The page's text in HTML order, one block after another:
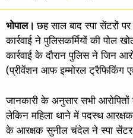
भोपाल।छह साल बाद स्पा सेंटरों
कार्रवाई ने पुलिसकर्मियों की पोल
कार्रवाई के दौरान पुलिस ने जिन
(प्रीवेंशन आफ इम्मोरल ट्रैफिकिंग
जानकारी के अनुसार सभी
लेकिन महिला थाने में पदस्थ
के आरक्षक सुनील चंदेल ने स्पा